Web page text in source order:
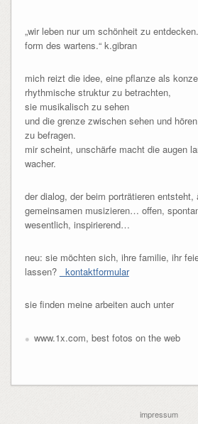
„wir leben nur um schönheit zu
form des wartens.“ k.gibran
mich reizt die idee, eine pflanze als
rhythmische struktur zu betrachten,
sie musikalisch zu sehen
und die grenze zwischen sehen und
zu befragen.
mir scheint, unschärfe macht die augen
wacher.
der dialog, der beim porträtieren entsteht,
gemeinsamen musizieren… offen,
wesentlich, inspirierend…
neu: sie möchten sich, ihre familie, ihr
lassen?
kontaktformular
sie finden meine arbeiten auch unter
www.1x.com, best fotos on the web
impressum